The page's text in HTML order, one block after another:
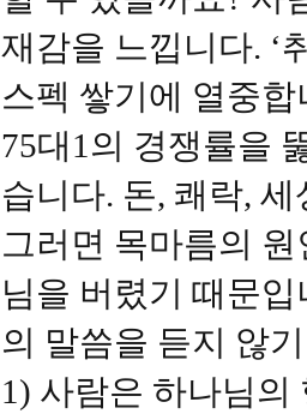
재감을 느낍니다. ‘
스펙 쌓기에 열중합
75대1의 경쟁률을
습니다. 돈, 쾌락,
그러면 목마름의
님을 버렸기 때문
의 말씀을 듣지 않
1) 사람은 하나님의